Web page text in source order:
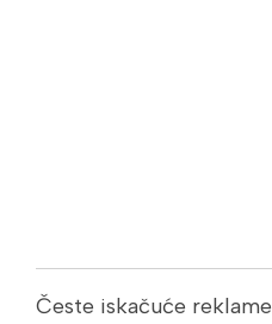
Česte iskačuće